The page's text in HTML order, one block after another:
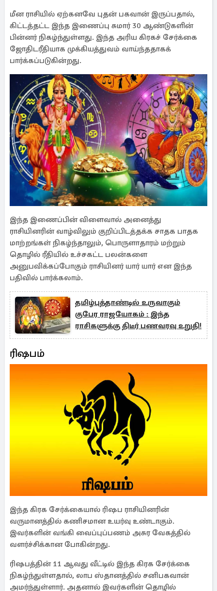
மீன ராசியில் ஏற்கனவே புதன் பகவான் இருப்பதால்,
கிட்டத்தட்ட இந்த இணைப்பு சுமார் 30 ஆண்டுகளின்
பின்னர் நிகழ்ந்துள்ளது. இந்த அரிய கிரகச் சேர்க்கை
ஜோதிடரீதியாக முக்கியத்துவம் வாய்ந்ததாகக்
பார்க்கப்படுகின்றது.
இந்த இணைப்பின் விளைவால் அனைத்து
ராசியினரின் வாழ்விலும் குறிப்பி்டத்தக்க சாதக பாதக
மாற்றங்கள் நிகழ்ந்தாலும், பொருளாதாரம் மற்றும்
தொழில் ரீதியில் உச்சகட்ட பலன்களை
அனுபவிக்கப்போகும் ராசியினர் யார் யார் என இந்த
பதிவில் பார்க்கலாம்.
தமிழ்புத்தாண்டில் உருவாகும்
குபேர ராஜயோகம் : இந்த
ராசிகளுக்கு திடீர் பணவரவு உறுதி!
ரிஷபம்
இந்த கிரக சேர்க்கையால் ரிஷப ராசியினரின்
வருமானத்தில் கணிசமான உயர்வு உண்டாகும்.
இவர்களின் வங்கி வைப்புப்பணம் அசுர வேகத்தில்
வளர்ச்சிக்கான போகின்றது.
ரிஷபத்தின் 11 ஆவது வீட்டில் இந்த கிரக சேர்க்கை
நிகழ்ந்துள்ளதால், லாப ஸ்தானத்தில் சனிபகவான்
அமர்ந்துள்ளார். அதனால் இவர்களின் தொழில்